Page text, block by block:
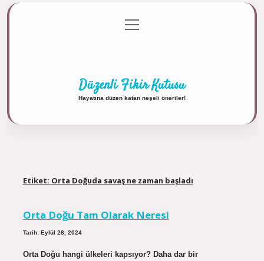
Gizlilik Politikası
menüyü
aç
Düzenli Fikir Kutusu
Hayatına düzen katan neşeli öneriler!
Etiket: Orta Doğuda savaş ne zaman başladı
Orta Doğu Tam Olarak Neresi
Tarih: Eylül 28, 2024
Orta Doğu hangi ülkeleri kapsıyor? Daha dar bir